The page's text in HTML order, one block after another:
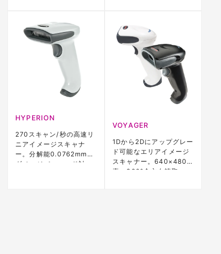
HYPERION
270スキャン/秒の高速リ
ニアイメージスキャナ
ー。分解能0.0762mm、
ダメージバーコード対
VOYAGER
1Dから2Dにアップグレー
ド可能なエリアイメージ
スキャナー。640×480画
素、360°全方向読取。